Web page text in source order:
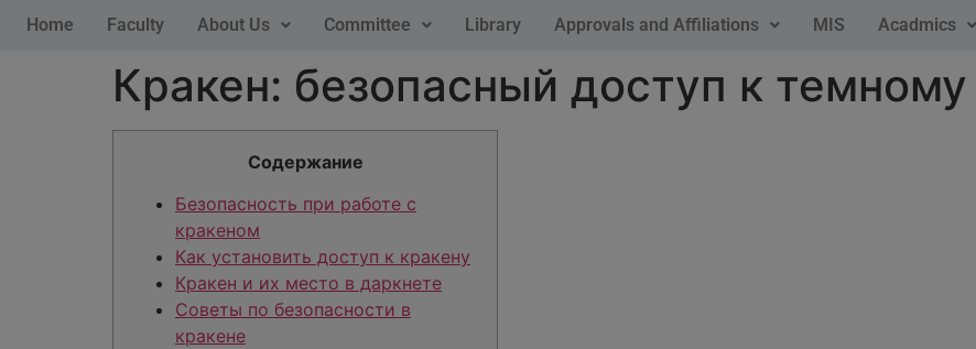
Home Faculty About Us Committee Library Approvals and Affiliations MIS Acadmics
Кракен: безопасный доступ к
Содержание
Безопасность при работе с
кракеном
Как установить доступ к кракену
Кракен и их место в даркнете
Советы по безопасности в
кракене